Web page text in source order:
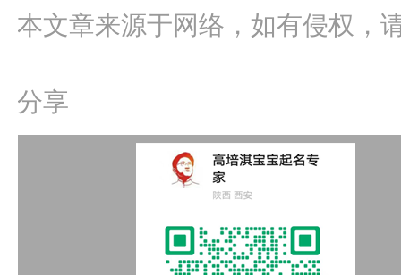
本文章来源于网络，如有侵权，
分享